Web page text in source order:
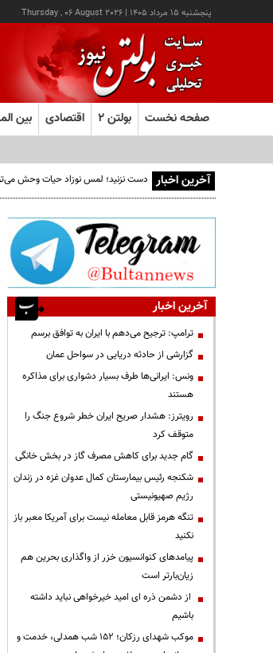
پنجشنبه ۱۵ مرداد ۱۴۰۵ |
Thursday , 06 August 2026
صفحه نخست بولتن ۲ اقتصادی بین
آخرین اخبار دست نزنید؛ لمس نوزاد حیات وحش
آخرین اخبار
ترامپ: ترجیح می‌دهم با ایران به توافق برسم
گزارشی از حادثه دریایی در سواحل عمان
ونس: ایرانی‌ها طرف بسیار دشواری برای مذاکره
هستند
رویترز: هشدار صریح ایران خطر شروع جنگ را
متوقف کرد
گام جدید برای کاهش مصرف گاز در بخش خانگی
شکنجه رئیس بیمارستان کمال عدوان غزه در زندان
رژیم صهیونیستی
تنگه هرمز قابل معامله نیست برای آمریکا معبر باز
نکنید
پیامدهای کنوانسیون خزر از واگذاری بحرین هم
زیان‌بارتر است
از دشمن ذره ای امید خیرخواهی نباید داشته
باشیم
موکب شهدای رزکان؛ ۱۵۲ شب همدلی، خدمت و